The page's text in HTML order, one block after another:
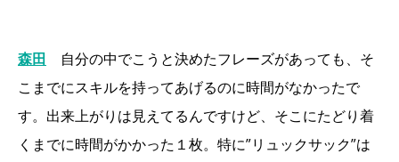
森田
自分の中でこうと決めたフレーズがあっても、そ
こまでにスキルを持ってあげるのに時間がなかったで
す。出来上がりは見えてるんですけど、そこにたどり着
くまでに時間がかかった１枚。特に”リュックサック”は